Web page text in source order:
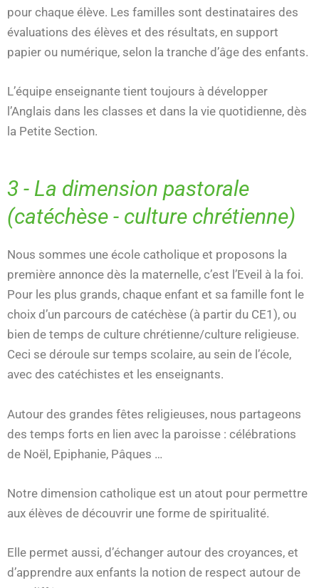
pour chaque élève. Les familles sont destinataires des
évaluations des élèves et des résultats, en support
papier ou numérique, selon la tranche d’âge des enfants.
L’équipe enseignante tient toujours à développer
l’Anglais dans les classes et dans la vie quotidienne, dès
la Petite Section.
3 - La dimension pastorale
(catéchèse - culture chrétienne)
Nous sommes une école catholique et proposons la
première annonce dès la maternelle, c’est l’Eveil à la foi.
Pour les plus grands, chaque enfant et sa famille font le
choix d’un parcours de catéchèse (à partir du CE1), ou
bien de temps de culture chrétienne/culture religieuse.
Ceci se déroule sur temps scolaire, au sein de l’école,
avec des catéchistes et les enseignants.
Autour des grandes fêtes religieuses, nous partageons
des temps forts en lien avec la paroisse : célébrations
de Noël, Epiphanie, Pâques …
Notre dimension catholique est un atout pour permettre
aux élèves de découvrir une forme de spiritualité.
Elle permet aussi, d’échanger autour des croyances, et
d’apprendre aux enfants la notion de respect autour de